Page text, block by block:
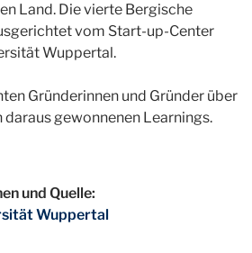
Land. Die vierte Bergische
vom Start-up-Center
Wuppertal.
Gründerinnen und Gründer über
daraus gewonnenen Learnings.
und Quelle:
Wuppertal